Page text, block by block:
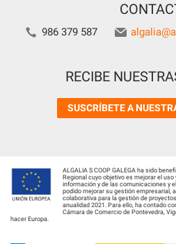
986 379 587
RECIBE
SUSCRÍBETE A
ALGALIA S COOP GALEGA ha sido
Regional cuyo objetivo es mejorar el
información y de las comunicaciones y
podido mejorar su gestión empresarial,
colaborativa para la gestión de
anualidad 2021. Para ello, ha contado
Cámara de Comercio de Pontevedra,
hacer Europa.